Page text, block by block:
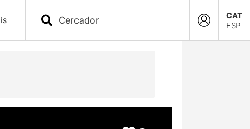
CAT
ESP